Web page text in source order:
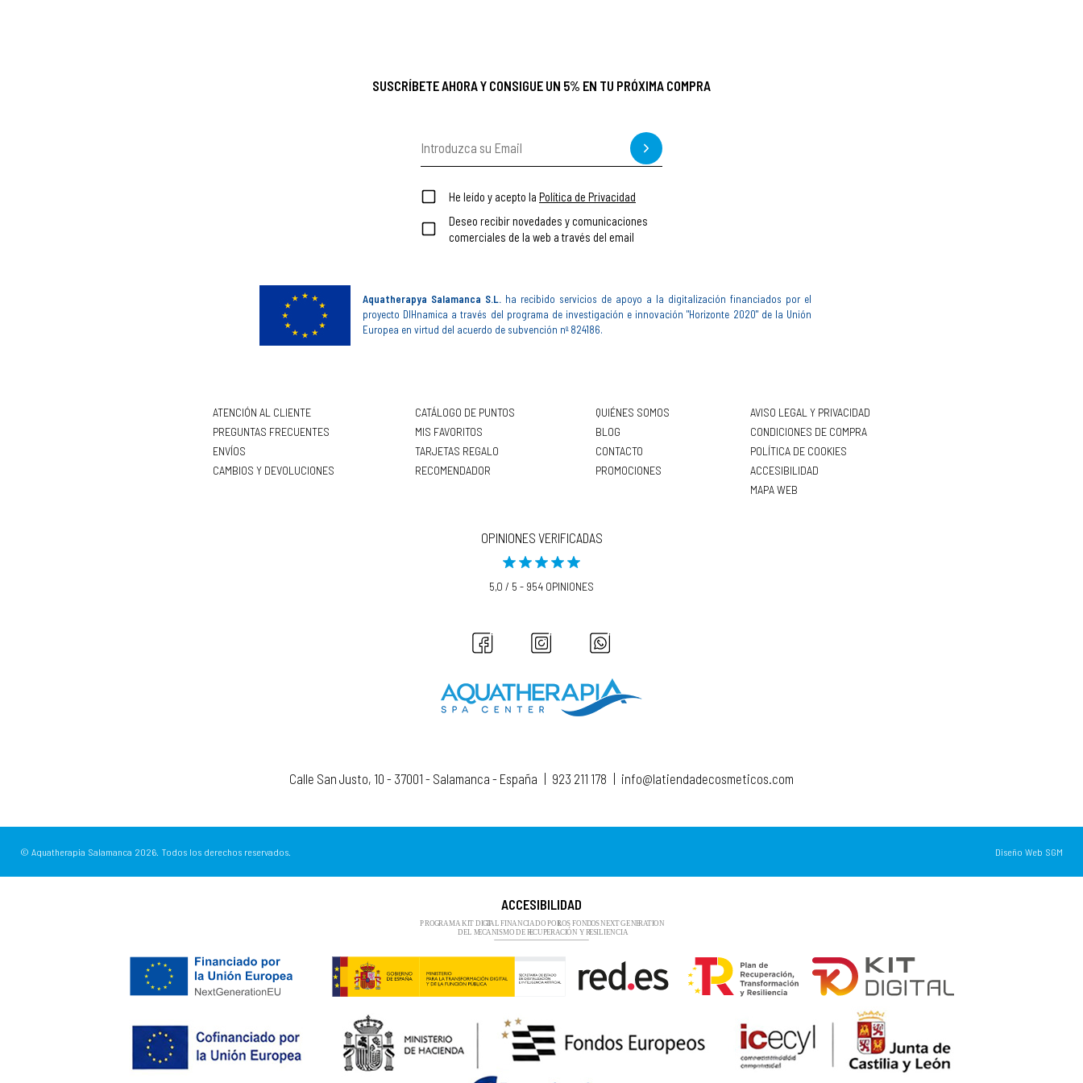
SUSCRÍBETE AHORA Y CONSIGUE UN 5% EN TU PRÓXIMA COMPRA
He leído y acepto la Política de Privacidad
Deseo recibir novedades y comunicaciones
comerciales de la web a través del email
Aquatherapya Salamanca S.L. ha recibido servicios de apoyo a la digitalización financiados por el
proyecto DIHnamica a través del programa de investigación e innovación "Horizonte 2020" de la Unión
Europea en virtud del acuerdo de subvención nº 824186.
ATENCIÓN AL CLIENTE
PREGUNTAS FRECUENTES
ENVÍOS
CAMBIOS Y DEVOLUCIONES
CATÁLOGO DE PUNTOS
MIS FAVORITOS
TARJETAS REGALO
RECOMENDADOR
QUIÉNES SOMOS
BLOG
CONTACTO
PROMOCIONES
AVISO LEGAL Y PRIVACIDAD
CONDICIONES DE COMPRA
POLÍTICA DE COOKIES
ACCESIBILIDAD
MAPA WEB
OPINIONES VERIFICADAS
5,0 / 5 - 954 OPINIONES
Calle San Justo, 10 - 37001 - Salamanca - España 923 211 178 info@latiendadecosmeticos.com
© Aquatherapia Salamanca 2026. Todos los derechos reservados. Diseño Web SGM
ACCESIBILIDAD